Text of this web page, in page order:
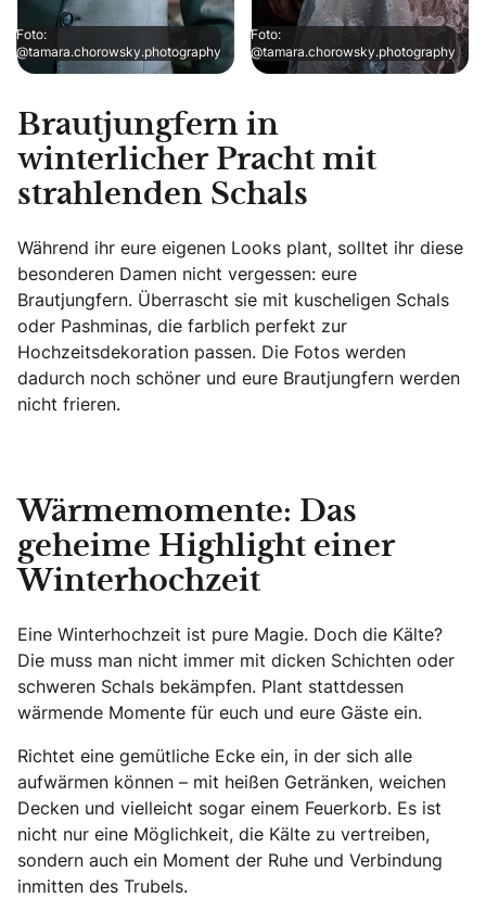
Foto:
@tamara.chorowsky.photography
Foto:
@tamara.chorowsky.photography
Brautjungfern in
winterlicher Pracht mit
strahlenden Schals
Während ihr eure eigenen Looks plant, solltet ihr diese
besonderen Damen nicht vergessen: eure
Brautjungfern. Überrascht sie mit kuscheligen Schals
oder Pashminas, die farblich perfekt zur
Hochzeitsdekoration passen. Die Fotos werden
dadurch noch schöner und eure Brautjungfern werden
nicht frieren.
Wärmemomente: Das
geheime Highlight einer
Winterhochzeit
Eine Winterhochzeit ist pure Magie. Doch die Kälte?
Die muss man nicht immer mit dicken Schichten oder
schweren Schals bekämpfen. Plant stattdessen
wärmende Momente für euch und eure Gäste ein.
Richtet eine gemütliche Ecke ein, in der sich alle
aufwärmen können – mit heißen Getränken, weichen
Decken und vielleicht sogar einem Feuerkorb. Es ist
nicht nur eine Möglichkeit, die Kälte zu vertreiben,
sondern auch ein Moment der Ruhe und Verbindung
inmitten des Trubels.